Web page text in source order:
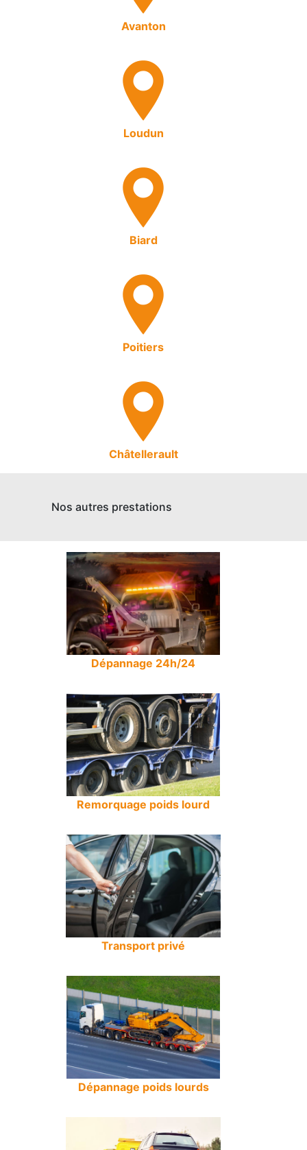
Avanton
Loudun
Biard
Poitiers
Châtellerault
Nos autres prestations
Dépannage 24h/24
Remorquage poids lourd
Transport privé
Dépannage poids lourds